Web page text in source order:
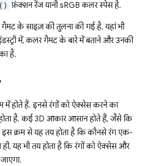
फ़ंक्शन रेंज यानी sRGB कलर स्पेस है.
गैमट के साइज़ की तुलना की गई है. यहां भी
में, कलर गैमट के बारे में बताने और उनकी
है.
होते हैं. इनसे रंगों को ऐक्सेस करने का
है. कई 3D आकार आसान होते हैं, जैसे कि
इस क्रम से यह तय होता है कि कौनसे रंग एक-
यह भी तय होता है कि रंगों को ऐक्सेस और